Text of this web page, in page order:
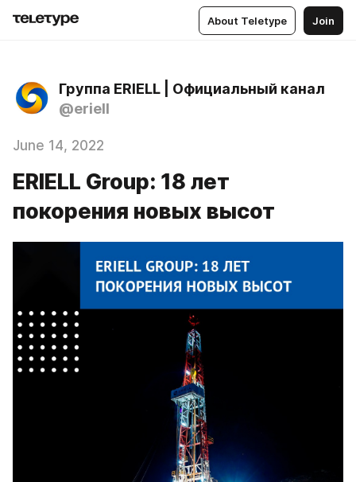
About Teletype Join
Группа ERIELL | Официальный канал
@eriell
June 14, 2022
ERIELL Group: 18 лет
покорения новых высот